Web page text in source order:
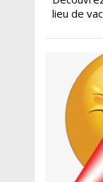
lieu de